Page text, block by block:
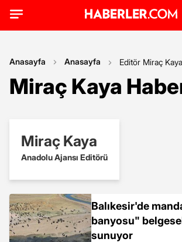
Anasayfa Anasayfa Editör Miraç Kaya
Miraç Kaya
Miraç Kaya
Anadolu Ajansı Editörü
Balıkesir'de
banyosu"
sunuyor